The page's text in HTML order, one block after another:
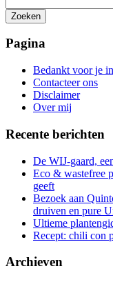
Zoeken
zoeken
Pagina
Bedankt voor je
Contacteer ons
Disclaimer
Over mij
Recente berichten
De WIJ-gaard,
Eco & wastefree
geeft
Bezoek aan
druiven en pure
Ultieme
Recept: chili con
Archieven